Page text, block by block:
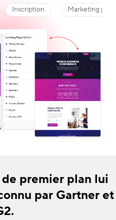
Inscription Marketing par
premier plan lui
par Gartner et